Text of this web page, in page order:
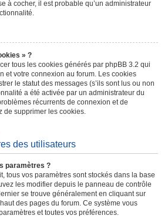
à cocher, il est probable qu’un administrateur
» ?
tous les cookies générés par phpBB 3.2 qui
et votre connexion au forum. Les cookies
le statut des messages (s’ils sont lus ou non
a été activée par un administrateur du
récurrents de connexion et de
de supprimer les cookies.
des utilisateurs
paramètres ?
tous vos paramètres sont stockés dans la base
les modifier depuis le panneau de contrôle
se trouve généralement en cliquant sur
des pages du forum. Ce système vous
et toutes vos préférences.